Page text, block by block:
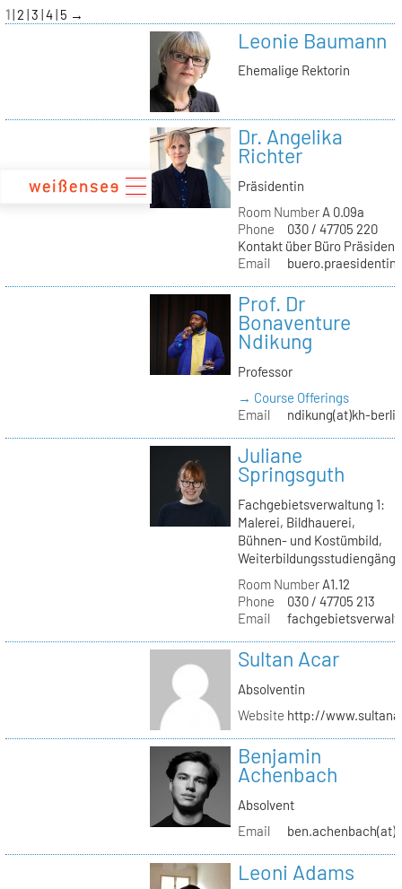
zum
Inhalt
1 2 3 4 5 →
Leonie Baumann
Ehemalige Rektorin
Dr. Angelika
Richter
Präsidentin
Room NumberA 0.09a
Phone
030 / 47705 220
Kontakt über Büro
Email
Prof. Dr
Bonaventure
Ndikung
Professor
→ Course Offerings
Email
ndikung(at)kh-
Juliane
Springsguth
Fachgebietsverwaltung 1:
Malerei, Bildhauerei,
Bühnen- und Kostümbild,
Weiterbildungsstudiengänge
Room NumberA1.12
Phone
030 / 47705 213
Email
Sultan Acar
Absolventin
Website http://
Benjamin
Achenbach
Absolvent
Email
Leoni Adams